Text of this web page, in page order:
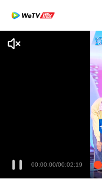
00:00:00/00:02:19